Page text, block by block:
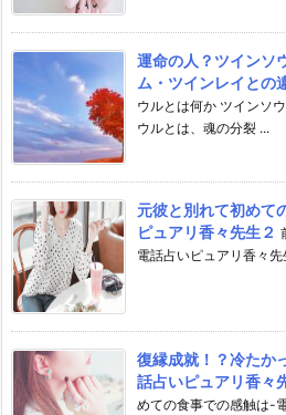
運命の人？ツインソ
ム・ツインレイとの
ウルとは何か ツインソ
ウルとは、魂の分裂 ...
元彼と別れて初めて
ピュアリ香々先生２
電話占いピュアリ香々
復縁成就！？冷たか
話占いピュアリ香々
めての食事での感触は-